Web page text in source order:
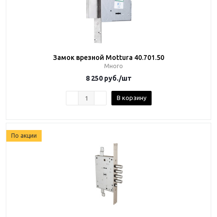
Замок врезной Mottura 40.701.50
Много
8 250 руб./шт
В корзину
По акции